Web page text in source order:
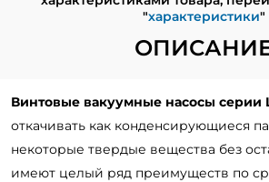
"характеристики"
Винтовые вакуумные насосы серии
откачивать как конденсирующиеся
некоторые твердые вещества без
имеют целый ряд преимуществ по